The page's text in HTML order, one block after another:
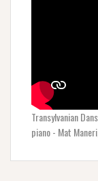
Transylvanian
piano - Mat